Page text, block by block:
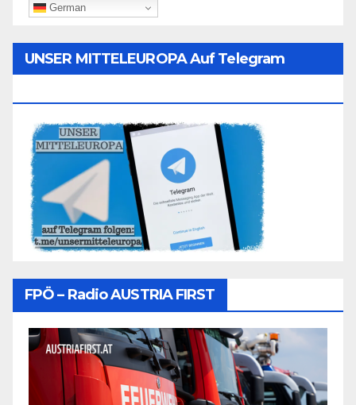
German
UNSER MITTELEUROPA Auf Telegram
FPÖ – Radio AUSTRIA FIRST